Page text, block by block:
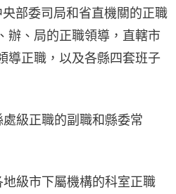
部委司局和省直機關的正職
辦、局的正職領導，直轄市
導正職，以及各縣四套班子
級正職的副職和縣委常
級市下屬機構的科室正職